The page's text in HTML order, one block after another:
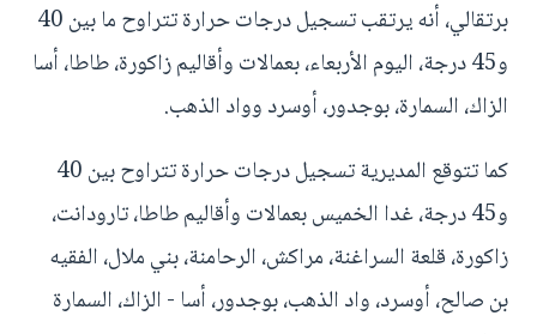
برتقالي، أنه يرتقب تسجيل درجات حرارة تتراوح ما بين 40
و45 درجة، اليوم الأربعاء، بعمالات وأقاليم زاكورة، طاطا، أسا
الزاك، السمارة، بوجدور، أوسرد وواد الذهب.
كما تتوقع المديرية تسجيل درجات حرارة تتراوح بين 40
و45 درجة، غدا الخميس بعمالات وأقاليم طاطا، تارودانت،
زاكورة، قلعة السراغنة، مراكش، الرحامنة، بني ملال، الفقيه
بن صالح، أوسرد، واد الذهب، بوجدور، أسا - الزاك، السمارة